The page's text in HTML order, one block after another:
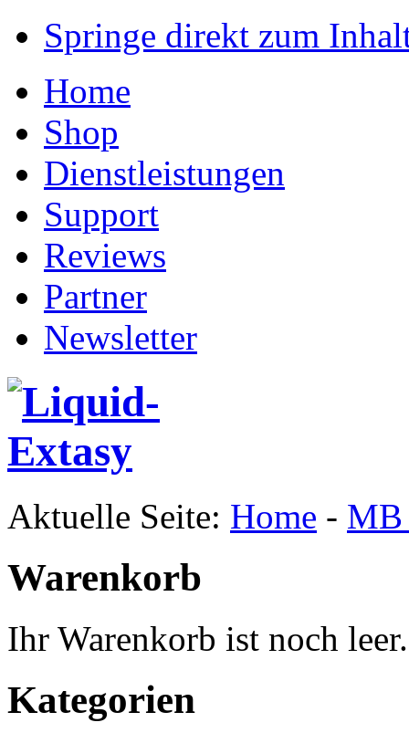
Springe direkt zum
Home
Shop
Dienstleistungen
Support
Reviews
Partner
Newsletter
Aktuelle Seite: Home - MB
Warenkorb
Ihr Warenkorb ist noch leer.
Kategorien